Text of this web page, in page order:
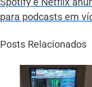
para podcasts em
Posts Relacionados